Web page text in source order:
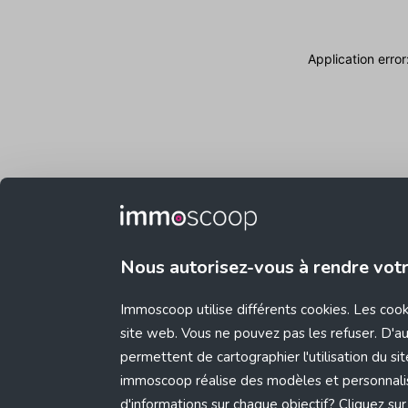
Nous autorisez-vous à rendre
Immoscoop utilise différents cookies. Les
site web. Vous ne pouvez pas les refuser.
permettent de cartographier l'utilisation du
immoscoop réalise des modèles et
d'informations sur chaque objectif? Cliquez
Application